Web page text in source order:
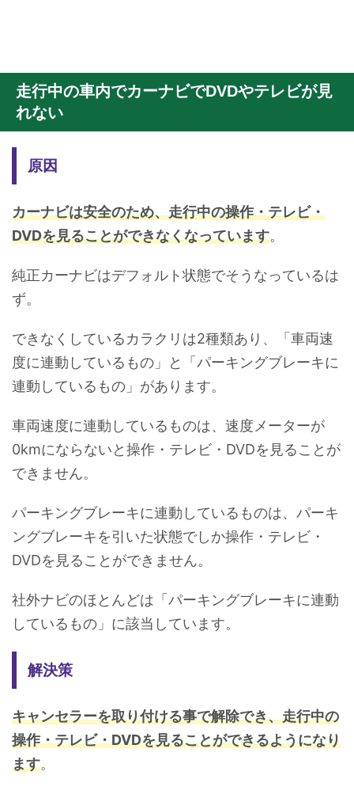
走行中の車内でカーナビでDVDやテレビが見
れない
原因
カーナビは安全のため、走行中の操作・テレビ・
DVDを見ることができなくなっています。
純正カーナビはデフォルト状態でそうなっているは
ず。
できなくしているカラクリは2種類あり、「車両速
度に連動しているもの」と「パーキングブレーキに
連動しているもの」があります。
車両速度に連動しているものは、速度メーターが
0kmにならないと操作・テレビ・DVDを見ることが
できません。
パーキングブレーキに連動しているものは、パーキ
ングブレーキを引いた状態でしか操作・テレビ・
DVDを見ることができません。
社外ナビのほとんどは「パーキングブレーキに連動
しているもの」に該当しています。
解決策
キャンセラーを取り付ける事で解除でき、走行中の
操作・テレビ・DVDを見ることができるようになり
ます。